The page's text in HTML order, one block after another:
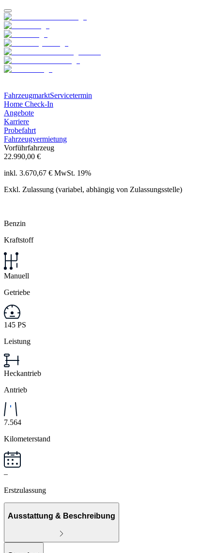
FahrzeugmarktServicetermin
Home Check-In
Angebote
Karriere
Probefahrt
Fahrzeugvermietung
Vorführfahrzeug
22.990,00 €
inkl. 3.670,67 € MwSt. 19%
Exkl. Zulassung (variabel, abhängig von Zulassungsstelle)
Benzin
Kraftstoff
Manuell
Getriebe
145 PS
Leistung
Heckantrieb
Antrieb
7.564
Kilometerstand
–
Erstzulassung
Ausstattung & Beschreibung